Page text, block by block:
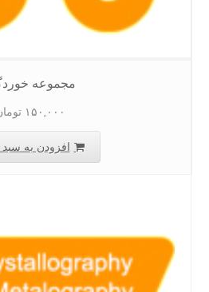
مجموعه خوردگی
۱۵۰,۰۰۰ تومان
افزودن به سبد خرید